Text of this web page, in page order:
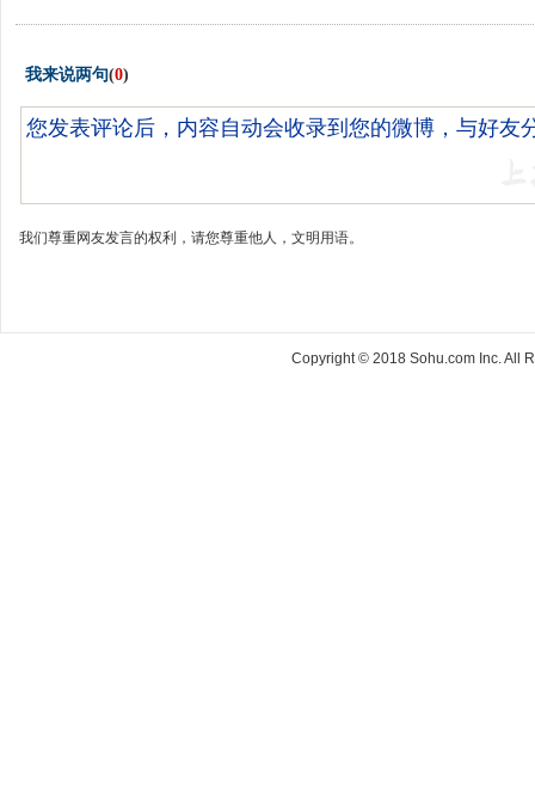
我来说两句(0)
我们尊重网友发言的权利，请您尊重他人，文明用语。
Copyright © 2018 Sohu.com Inc. All